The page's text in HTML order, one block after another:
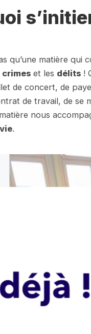
qu’une matière qui
crimes et les délits !
de concert, de
de travail, de se
nous
.